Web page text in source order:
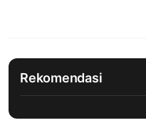
Rekomendasi